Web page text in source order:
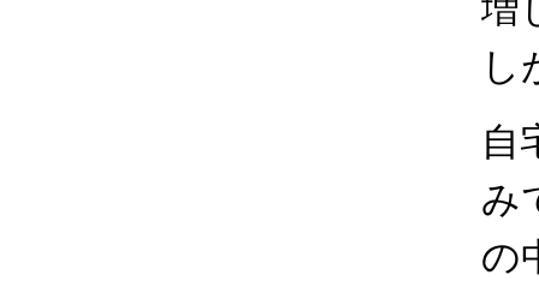
増
し
自
み
の